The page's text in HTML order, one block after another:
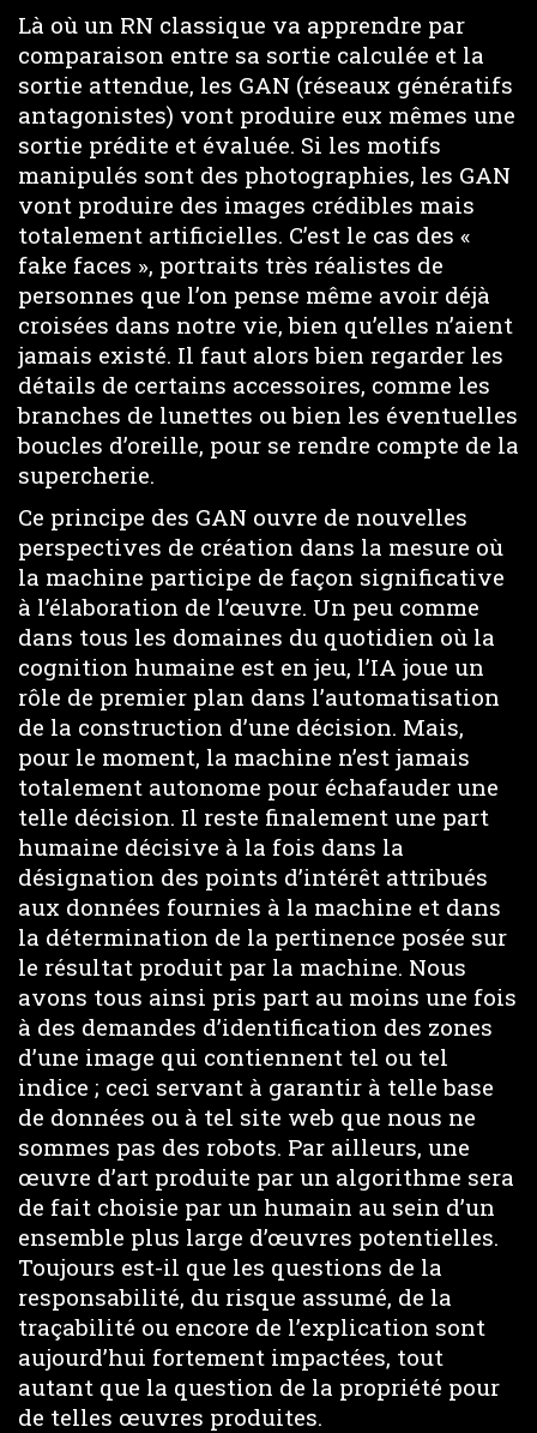
Là où un RN classique va apprendre par
comparaison entre sa sortie calculée et la
sortie attendue, les GAN (réseaux génératifs
antagonistes) vont produire eux mêmes une
sortie prédite et évaluée. Si les motifs
manipulés sont des photographies, les GAN
vont produire des images crédibles mais
totalement artificielles. C’est le cas des «
fake faces », portraits très réalistes de
personnes que l’on pense même avoir déjà
croisées dans notre vie, bien qu’elles n’aient
jamais existé. Il faut alors bien regarder les
détails de certains accessoires, comme les
branches de lunettes ou bien les éventuelles
boucles d’oreille, pour se rendre compte de la
supercherie.
Ce principe des GAN ouvre de nouvelles
perspectives de création dans la mesure où
la machine participe de façon significative
à l’élaboration de l’œuvre. Un peu comme
dans tous les domaines du quotidien où la
cognition humaine est en jeu, l’IA joue un
rôle de premier plan dans l’automatisation
de la construction d’une décision. Mais,
pour le moment, la machine n’est jamais
totalement autonome pour échafauder une
telle décision. Il reste finalement une part
humaine décisive à la fois dans la
désignation des points d’intérêt attribués
aux données fournies à la machine et dans
la détermination de la pertinence posée sur
le résultat produit par la machine. Nous
avons tous ainsi pris part au moins une fois
à des demandes d’identification des zones
d’une image qui contiennent tel ou tel
indice ; ceci servant à garantir à telle base
de données ou à tel site web que nous ne
sommes pas des robots. Par ailleurs, une
œuvre d’art produite par un algorithme sera
de fait choisie par un humain au sein d’un
ensemble plus large d’œuvres potentielles.
Toujours est-il que les questions de la
responsabilité, du risque assumé, de la
traçabilité ou encore de l’explication sont
aujourd’hui fortement impactées, tout
autant que la question de la propriété pour
de telles œuvres produites.